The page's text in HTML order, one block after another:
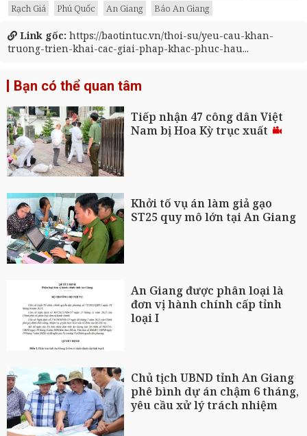
Rạch Giá
Phú Quốc An Giang Báo An Giang
Link gốc: https://baotintuc.vn/thoi-su/yeu-cau-khan-
truong-trien-khai-cac-giai-phap-khac-phuc-hau...
Bạn có thể quan tâm
Tiếp nhận 47 công dân Việt
Nam bị Hoa Kỳ trục xuất
Khởi tố vụ án làm giả gạo
ST25 quy mô lớn tại An Giang
An Giang được phân loại là
đơn vị hành chính cấp tỉnh
loại I
Chủ tịch UBND tỉnh An Giang
phê bình dự án chậm 6 tháng,
yêu cầu xử lý trách nhiệm